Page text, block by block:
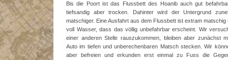
Bis die Poort ist das Flussbett des Hoanib auch gut
tiefsandig aber trocken. Dahinter wird der Untergrund
matschiger. Eine Ausfahrt aus dem Flussbett ist extram matschig
voll Wasser, dass das völlig unbefahrbar erscheint. Wir
einer anderen Stelle rauszukommen, bleiben aber zunächst
Auto im tiefen und unberechenbaren Matsch stecken. Wir
aber befreien und erkunden erst einmal zu Fuss die